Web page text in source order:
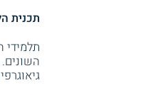
תכנית
תלמידי